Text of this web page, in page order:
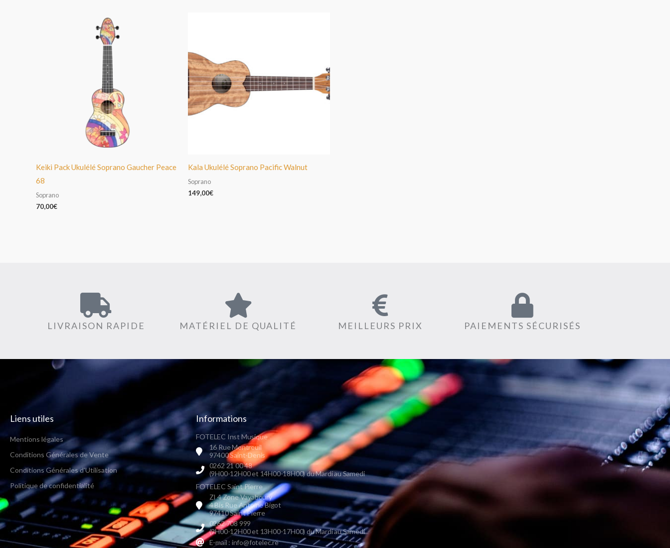
Keiki Pack Ukulélé Soprano Gaucher Peace
68
Soprano
70,00€
Kala Ukulélé Soprano Pacific Walnut
Soprano
149,00€
LIVRAISON RAPIDE MATÉRIEL DE QUALITÉ MEILLEURS PRIX PAIEMENTS SÉCURISÉS
Liens utiles
Mentions légales
Conditions Générales de Vente
Conditions Générales d'Utilisation
Politique de confidentialité
Informations
FOTELEC Inst Musique
16 Rue Montreuil
97400 Saint-Denis
0262 21 00 48
(9H00-12H00 et 14H00-18H00) du Mardi au Samedi
FOTELEC Saint Pierre
ZI 4 Zone Vayaboury
4 Bis Rue Antoine Bigot
97410 Saint Pierre
0262 708 999
(9H00-12H00 et 13H00-17H00) du Mardi au Samedi
E-mail : info@fotelec.re